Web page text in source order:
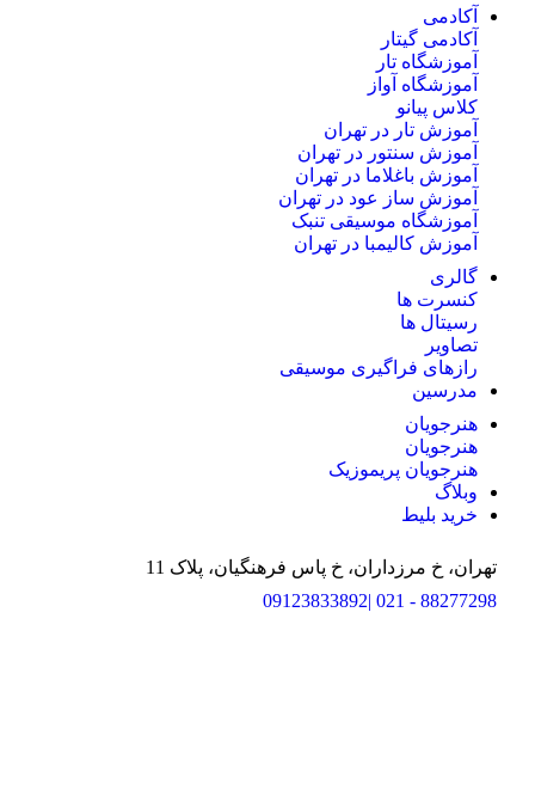
آکادمی
آکادمی گیتار
آموزشگاه تار
آموزشگاه آواز
کلاس پیانو
آموزش تار در تهران
آموزش سنتور در تهران
آموزش باغلاما در تهران
آموزش ساز عود در تهران
آموزشگاه موسیقی تنبک
آموزش کالیمبا در تهران
گالری
کنسرت ها
رسیتال ها
تصاویر
رازهای فراگیری موسیقی
مدرسین
هنرجویان
هنرجویان
هنرجویان پریموزیک
وبلاگ
خرید بلیط
تهران، خ مرزداران، خ پاس فرهنگیان، پلاک 11
88277298 - 021 |09123833892